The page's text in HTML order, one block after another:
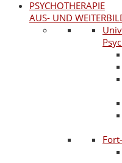
PSYCHOTHERAPIE
AUS- UND